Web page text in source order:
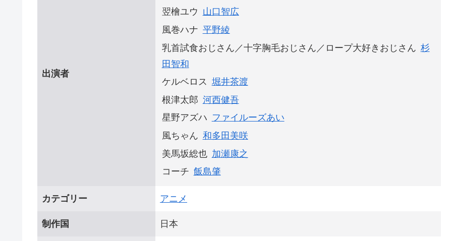
出演者
翌檜ユウ 山口智広
風巻ハナ 平野綾
乳首試食おじさん／十字胸毛おじさん／ロープ大好きおじさん 杉
田智和
ケルベロス 堀井茶渡
根津太郎 河西健吾
星野アズハ ファイルーズあい
風ちゃん 和多田美咲
美馬坂総也 加瀬康之
コーチ 飯島肇
カテゴリー アニメ
制作国 日本